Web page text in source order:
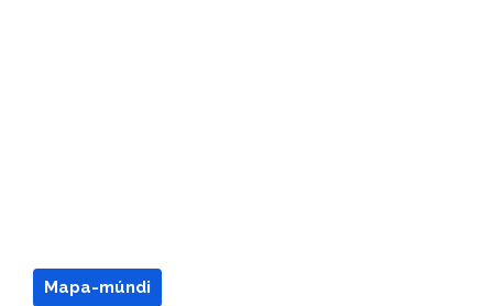
Mapa-múndi